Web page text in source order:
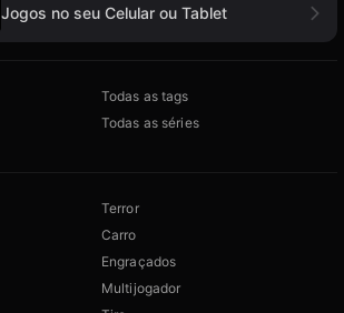
Jogos no seu Celular ou Tablet
Todas as tags
Todas as séries
Terror
Carro
Engraçados
Multijogador